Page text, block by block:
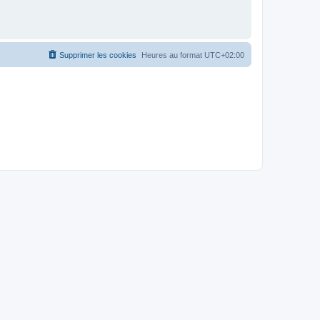
Heures au format UTC+02:00
Supprimer les cookies